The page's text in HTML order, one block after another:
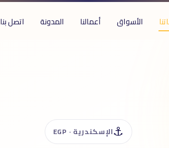
الأسواق أعمالنا المدونة اتصل بنا
⚓الإسكندرية · EGP